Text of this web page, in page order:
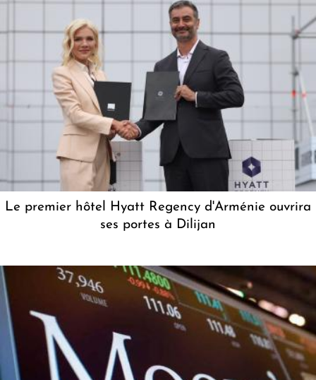
Le premier hôtel Hyatt Regency d'Arménie ouvrira
ses portes à Dilijan